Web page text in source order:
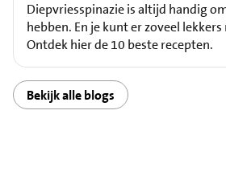
Diepvriesspinazie is altijd handig
hebben. En je kunt er zoveel
Ontdek hier de 10 beste recepten.
Bekijk alle blogs